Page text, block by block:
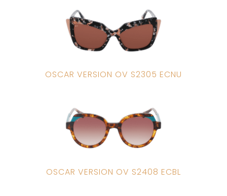
OSCAR VERSION OV S2305 ECNU
OSCAR VERSION OV S2408 ECBL